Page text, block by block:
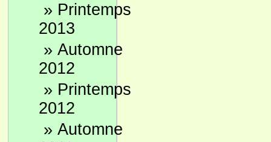
» Printemps
2013
» Automne
2012
» Printemps
2012
» Automne